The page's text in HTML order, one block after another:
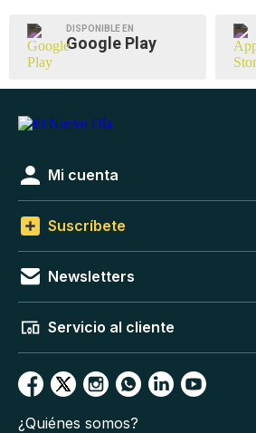
DISPONIBLE EN
Google Play
Mi cuenta
Suscríbete
Newsletters
Servicio al cliente
¿Quiénes somos?